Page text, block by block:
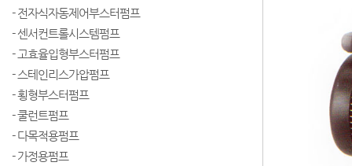
- 전자식자동제어부스터펌프
- 센서컨트롤시스템펌프
- 고효율입형부스터펌프
- 스테인리스가압펌프
- 횡형부스터펌프
- 쿨런트펌프
- 다목적용펌프
- 가정용펌프